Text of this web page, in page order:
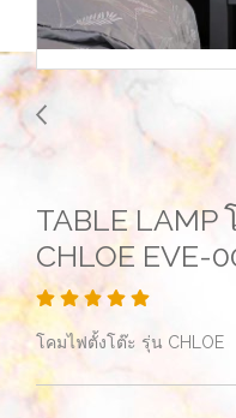
TABLE LAMP
CHLOE EVE-
โคมไฟตั้งโต๊ะ รุ่น CHLOE